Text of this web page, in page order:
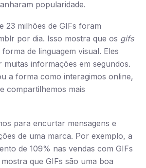
popularidade.
23 milhões de GIFs foram
por dia. Isso mostra que os gifs
de linguagem visual. Eles
muitas informações em segundos.
a forma como interagimos online,
compartilhemos mais
para encurtar mensagens e
de uma marca. Por exemplo, a
de 109% nas vendas com GIFs
que GIFs são uma boa